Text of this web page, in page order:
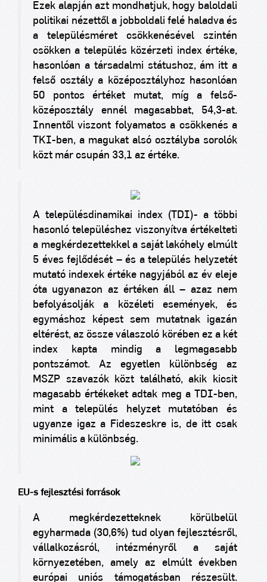
Ezek alapján azt mondhatjuk, hogy baloldali
politikai nézettől a jobboldali felé haladva és
a településméret csökkenésével szintén
csökken a település közérzeti index értéke,
hasonlóan a társadalmi státushoz, ám itt a
felső osztály a középosztályhoz hasonlóan
50 pontos értéket mutat, míg a felső-
középosztály ennél magasabbat, 54,3-at.
Innentől viszont folyamatos a csökkenés a
TKI-ben, a magukat alsó osztályba sorolók
közt már csupán 33,1 az értéke.
A településdinamikai index (TDI)- a többi
hasonló településhez viszonyítva értékelteti
a megkérdezettekkel a saját lakóhely elmúlt
5 éves fejlődését – és a település helyzetét
mutató indexek értéke nagyjából az év eleje
óta ugyanazon az értéken áll – azaz nem
befolyásolják a közéleti események, és
egymáshoz képest sem mutatnak igazán
eltérést, az össze válaszoló körében ez a két
index kapta mindig a legmagasabb
pontszámot. Az egyetlen különbség az
MSZP szavazók közt található, akik kicsit
magasabb értékeket adtak meg a TDI-ben,
mint a település helyzet mutatóban és
ugyanze igaz a Fideszeskre is, de itt csak
minimális a különbség.
EU-s fejlesztési források
A megkérdezetteknek körülbelül
egyharmada (30,6%) tud olyan fejlesztésről,
vállalkozásról, intézményről a saját
környezetében, amely az elmúlt években
európai uniós támogatásban részesült.